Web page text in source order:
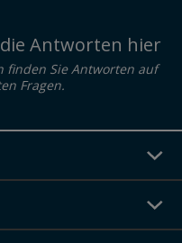
die Antworten hier
finden Sie Antworten auf
Fragen.